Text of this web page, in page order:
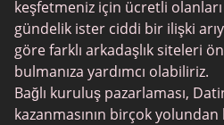
Trans Tarihleme
Kıdemli Tarihleme
MyLOL
keşfetmeniz için ücretli
gündelik ister ciddi bir ilişki
göre farklı arkadaşlık siteleri
bulmanıza yardımcı olabiliriz.
Bağlı kuruluş pazarlaması,
kazanmasının birçok